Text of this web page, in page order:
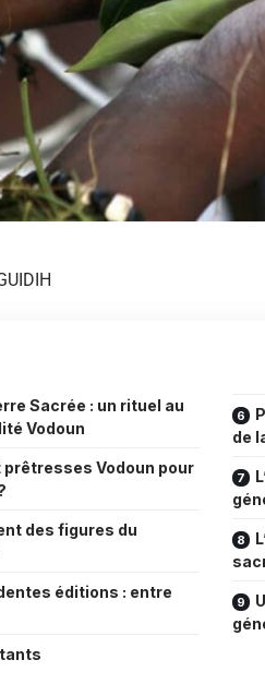
Sacrée : un rituel au
Vodoun
Vodoun pour
des figures du
éditions : entre
de